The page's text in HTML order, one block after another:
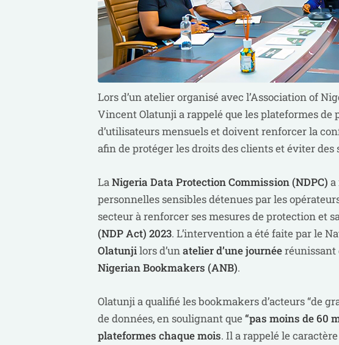
Lors d’un atelier organisé avec l’Association of
Vincent Olatunji a rappelé que les plateformes de
d’utilisateurs mensuels et doivent renforcer la
afin de protéger les droits des clients et éviter des
LaNigeria Data Protection Commission (NDPC) a
personnelles sensibles détenues par les
secteur à renforcer ses mesures de protection et
(NDP Act) 2023. L’intervention a été faite par le
Olatunjilors d’unatelier d’une journéeréunissant
Nigerian Bookmakers (ANB).
Olatunji a qualifié les bookmakers d’acteurs “de
de données, en soulignant que “pas moins de 60
plateformes chaque mois. Il a rappelé le